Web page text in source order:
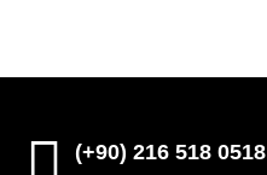
(+90) 216 518 0518